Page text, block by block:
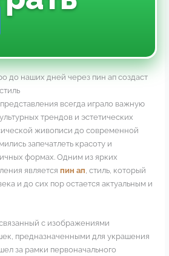
до наших дней через пин ап создаст
всегда играло важную
трендов и эстетических
живописи до современной
запечатлеть красоту и
формах. Одним из ярких
является пин ап, стиль, который
и до сих пор остается актуальным и
с изображениями
предназначенными для украшения
за рамки первоначального